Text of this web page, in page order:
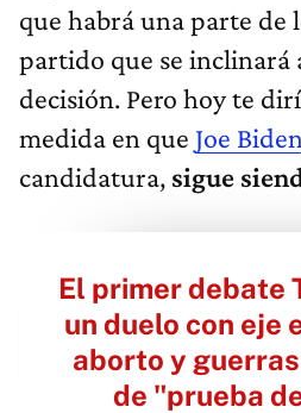
que habrá una parte de
partido que se inclinará
decisión. Pero hoy te
medida en que Joe Biden
candidatura, sigue
El primer debate
un duelo con eje
aborto y
de "prueba